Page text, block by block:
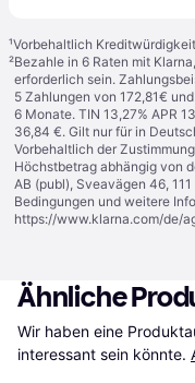
¹Vorbehaltlich
²Bezahle in 6 Raten mit
erforderlich sein.
5 Zahlungen von 172,81€
6 Monate. TIN 13,27% APR
36,84 €. Gilt nur für in
Vorbehaltlich der
Höchstbetrag abhängig von
AB (publ), Sveavägen 46,
Bedingungen und weitere
https://www.klarna.com/de/
Ähnliche
Wir haben eine
interessant sein könnte.